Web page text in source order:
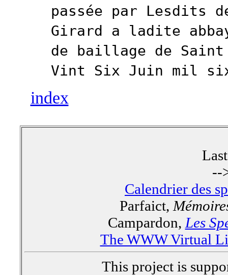
passée par Lesdits
Girard a ladite
de baillage de Saint
Vint Six Juin mil
index
--
Calendrier des
Parfaict,
Campardon, Les
The WWW Virtual
This project is